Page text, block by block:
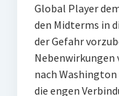
Global Player
den Midterms in
der Gefahr
Nebenwirkungen
nach Washington
die engen